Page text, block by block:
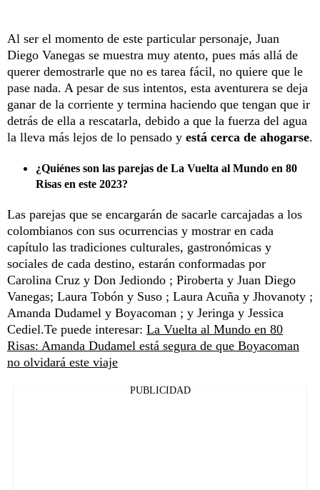
Al ser el momento de este particular personaje, Juan
Diego Vanegas se muestra muy atento, pues más allá de
querer demostrarle que no es tarea fácil, no quiere que le
pase nada. A pesar de sus intentos, esta aventurera se deja
ganar de la corriente y termina haciendo que tengan que ir
detrás de ella a rescatarla, debido a que la fuerza del agua
la lleva más lejos de lo pensado y está cerca de ahogarse.
¿Quiénes son las parejas de La Vuelta al Mundo en 80
Risas en este 2023?
Las parejas que se encargarán de sacarle carcajadas a los
colombianos con sus ocurrencias y mostrar en cada
capítulo las tradiciones culturales, gastronómicas y
sociales de cada destino, estarán conformadas por
Carolina Cruz y Don Jediondo ; Piroberta y Juan Diego
Vanegas; Laura Tobón y Suso ; Laura Acuña y Jhovanoty ;
Amanda Dudamel y Boyacoman ; y Jeringa y Jessica
Cediel.Te puede interesar: La Vuelta al Mundo en 80
Risas: Amanda Dudamel está segura de que Boyacoman
no olvidará este viaje
PUBLICIDAD